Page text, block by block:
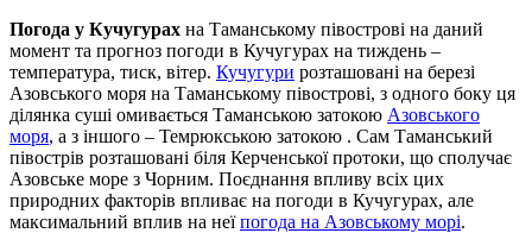
Погода у Кучугурах на Таманському півострові на даний
момент та прогноз погоди в Кучугурах на тиждень –
температура, тиск, вітер. Кучугури розташовані на березі
Азовського моря на Таманському півострові, з одного боку ця
ділянка суші омивається Таманською затокою Азовського
моря, а з іншого – Темрюкською затокою . Сам Таманський
півострів розташовані біля Керченської протоки, що сполучає
Азовське море з Чорним. Поєднання впливу всіх цих
природних факторів впливає на погоди в Кучугурах, але
максимальний вплив на неїпогода на Азовському морі.